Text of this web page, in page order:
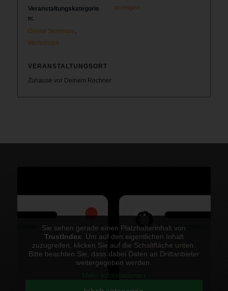
Veranstaltungskategorie
n:
Online Seminare,
Workshops
anzeigen
VERANSTALTUNGSORT
Zuhause vor Deinem Rechner
Sie sehen gerade einen Platzhalterinhalt von
TrustIndex . Um auf den eigentlichen Inhalt
zuzugreifen, klicken Sie auf die Schaltfläche unten.
Bitte beachten Sie, dass dabei Daten an Drittanbieter
weitergegeben werden.
Mehr Informationen